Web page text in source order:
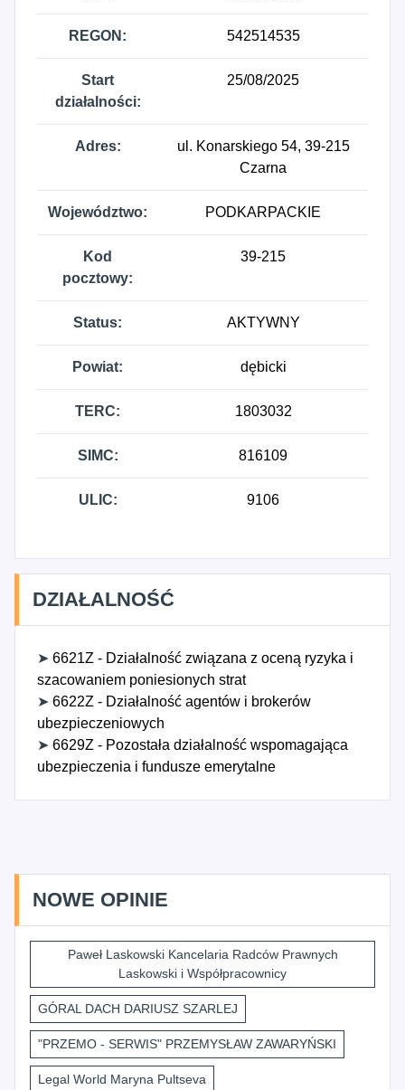
REGON: 542514535
Start
działalności:
25/08/2025
Adres:
ul. Konarskiego 54, 39-215
Czarna
Województwo: PODKARPACKIE
Kod
pocztowy:
39-215
Status: AKTYWNY
Powiat: dębicki
TERC: 1803032
SIMC: 816109
ULIC: 9106
DZIAŁALNOŚĆ
➤ 6621Z - Działalność związana z oceną ryzyka i
szacowaniem poniesionych strat
➤ 6622Z - Działalność agentów i brokerów
ubezpieczeniowych
➤ 6629Z - Pozostała działalność wspomagająca
ubezpieczenia i fundusze emerytalne
NOWE OPINIE
Paweł Laskowski Kancelaria Radców Prawnych
Laskowski i Współpracownicy
GÓRAL DACH DARIUSZ SZARLEJ
"PRZEMO - SERWIS" PRZEMYSŁAW ZAWARYŃSKI
Legal World Maryna Pultseva